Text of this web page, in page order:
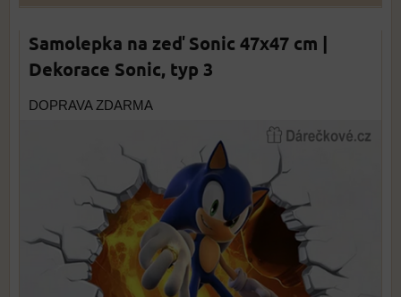
Samolepka na zeď Sonic 47x47 cm |
Dekorace Sonic, typ 3
DOPRAVA ZDARMA